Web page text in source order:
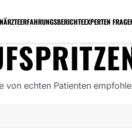
ÄRZTEERFAHRUNGSBERICHTEEXPERTEN
echten Patienten